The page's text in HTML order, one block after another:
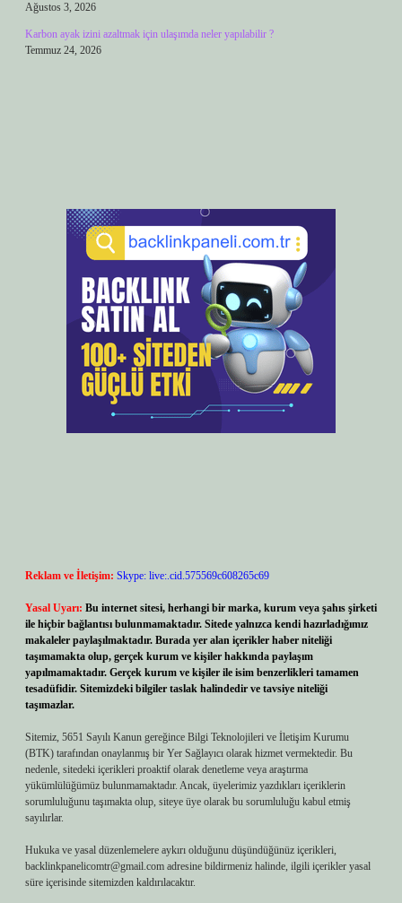
Ağustos 3, 2026
Karbon ayak izini azaltmak için ulaşımda neler yapılabilir ?
Temmuz 24, 2026
Reklam ve İletişim: Skype: live:.cid.575569c608265c69
Yasal Uyarı: Bu internet sitesi, herhangi bir marka, kurum veya şahıs şirketi
ile hiçbir bağlantısı bulunmamaktadır. Sitede yalnızca kendi hazırladığımız
makaleler paylaşılmaktadır. Burada yer alan içerikler haber niteliği
taşımamakta olup, gerçek kurum ve kişiler hakkında paylaşım
yapılmamaktadır. Gerçek kurum ve kişiler ile isim benzerlikleri tamamen
tesadüfidir. Sitemizdeki bilgiler taslak halindedir ve tavsiye niteliği
taşımazlar.
Sitemiz, 5651 Sayılı Kanun gereğince Bilgi Teknolojileri ve İletişim Kurumu
(BTK) tarafından onaylanmış bir Yer Sağlayıcı olarak hizmet vermektedir. Bu
nedenle, sitedeki içerikleri proaktif olarak denetleme veya araştırma
yükümlülüğümüz bulunmamaktadır. Ancak, üyelerimiz yazdıkları içeriklerin
sorumluluğunu taşımakta olup, siteye üye olarak bu sorumluluğu kabul etmiş
sayılırlar.
Hukuka ve yasal düzenlemelere aykırı olduğunu düşündüğünüz içerikleri,
backlinkpanelicomtr@gmail.com adresine bildirmeniz halinde, ilgili içerikler yasal
süre içerisinde sitemizden kaldırılacaktır.